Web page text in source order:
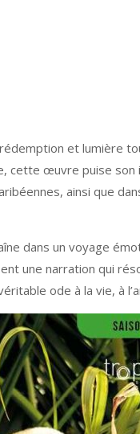
et lumière
cette œuvre puise son
ainsi que
dans un voyage
une narration qui
ode à la vie, à